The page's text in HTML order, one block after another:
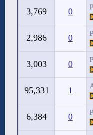
0
3,769
0
2,986
0
3,003
1
95,331
0
6,384